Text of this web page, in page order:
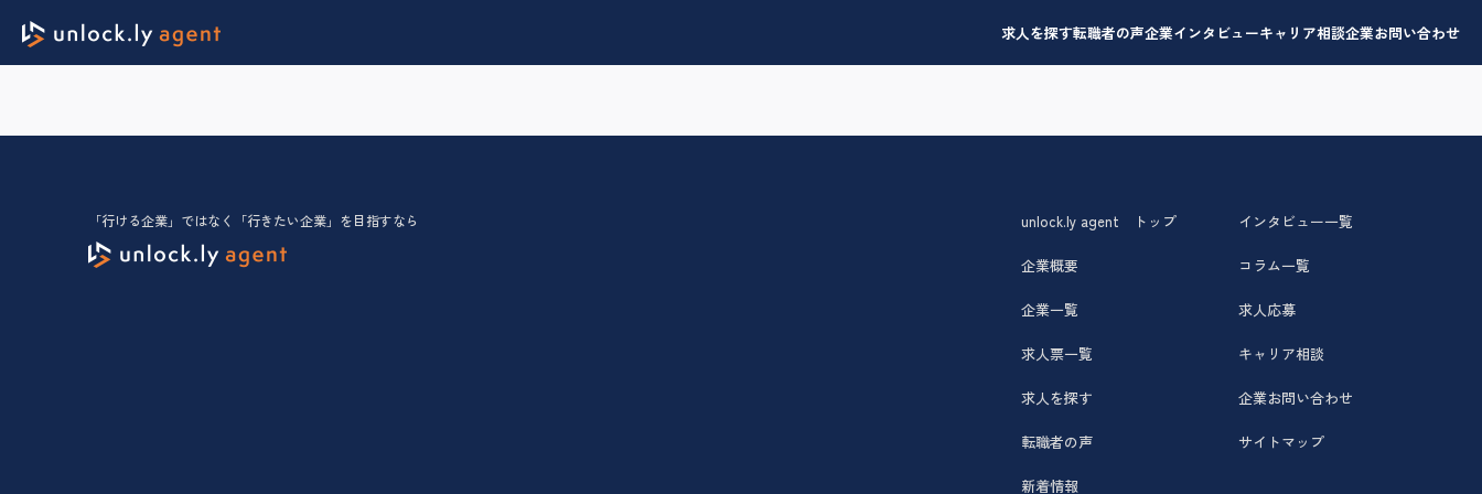
求人を探す転職者の声企業インタビューキャリア相談企業お問い合わせ
unlock.ly agent トップ
企業概要
企業一覧
求人票一覧
求人を探す
転職者の声
新着情報
インタビュー一覧
コラム一覧
求人応募
キャリア相談
企業お問い合わせ
サイトマップ
「行ける企業」ではなく「行きたい企業」を目指すなら